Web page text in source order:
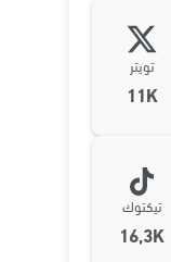
تويتر
11K
تيكتوك
16,3K